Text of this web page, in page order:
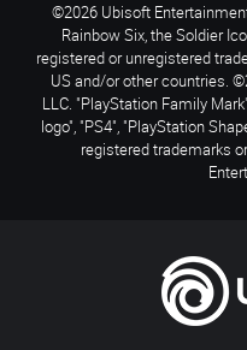
©2026 Ubisoft
Rainbow Six, the Soldier
registered or unregistered
US and/or other countries.
LLC. "PlayStation Family
logo", "PS4", "PlayStation
registered trademarks